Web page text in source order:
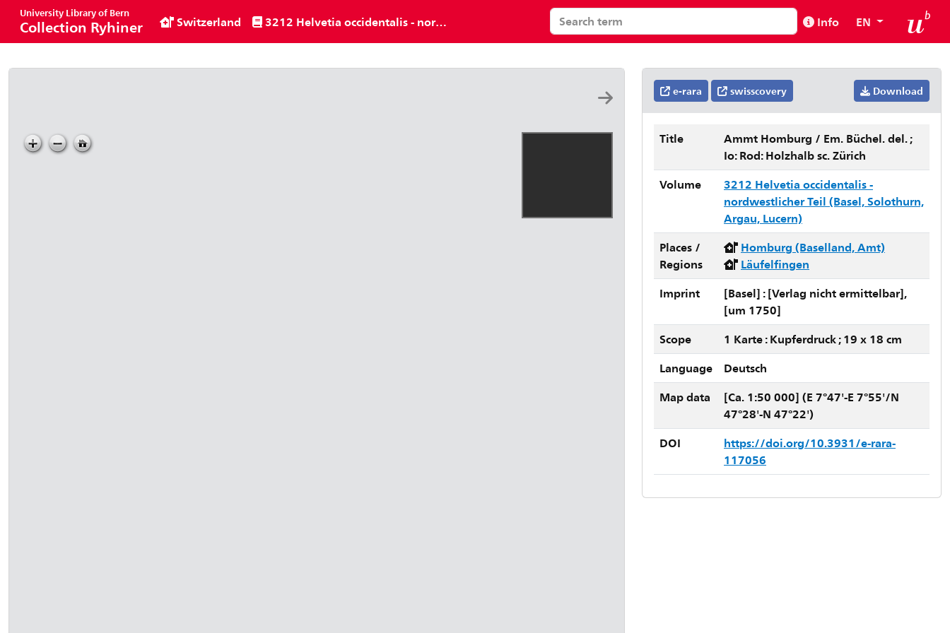
University Library of Bern
Collection Ryhiner Switzerland 3212 Helvetia occidentalis - nordwestlicher Teil (Basel, Solothurn, Argau, Lucern) Info EN
e-rara swisscovery Download
Title
Ammt Homburg / Em. Büchel. del. ;
Io: Rod: Holzhalb sc. Zürich
Volume
3212 Helvetia occidentalis -
nordwestlicher Teil (Basel, Solothurn,
Argau, Lucern)
Places /
Regions
Homburg (Baselland, Amt)
Läufelfingen
Imprint
[Basel] : [Verlag nicht ermittelbar],
[um 1750]
Scope
1 Karte : Kupferdruck ; 19 x 18 cm
Language
Deutsch
Map data
[Ca. 1:50 000] (E 7°47'-E 7°55'/N
47°28'-N 47°22')
DOI
https://doi.org/10.3931/e-rara-
117056